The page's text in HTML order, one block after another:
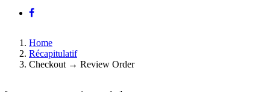
Home
Récapitulatif
Checkout → Review Order